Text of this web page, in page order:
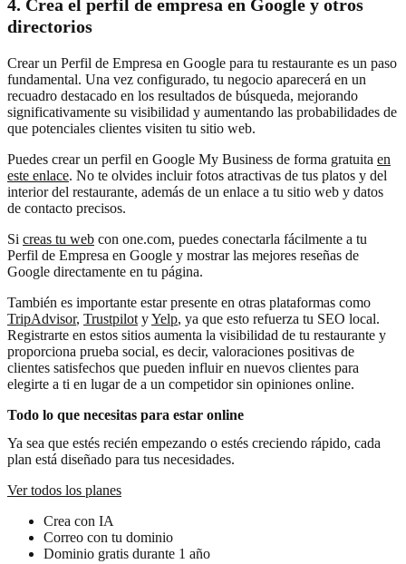
4. Crea el perfil de empresa en Google y otros
directorios
Crear un Perfil de Empresa en Google para tu restaurante es un paso
fundamental. Una vez configurado, tu negocio aparecerá en un
recuadro destacado en los resultados de búsqueda, mejorando
significativamente su visibilidad y aumentando las probabilidades de
que potenciales clientes visiten tu sitio web.
Puedes crear un perfil en Google My Business de forma gratuita en
este enlace. No te olvides incluir fotos atractivas de tus platos y del
interior del restaurante, además de un enlace a tu sitio web y datos
de contacto precisos.
Si creas tu web con one.com, puedes conectarla fácilmente a tu
Perfil de Empresa en Google y mostrar las mejores reseñas de
Google directamente en tu página.
También es importante estar presente en otras plataformas como
TripAdvisor, Trustpilot yYelp, ya que esto refuerza tu SEO local.
Registrarte en estos sitios aumenta la visibilidad de tu restaurante y
proporciona prueba social, es decir, valoraciones positivas de
clientes satisfechos que pueden influir en nuevos clientes para
elegirte a ti en lugar de a un competidor sin opiniones online.
Todo lo que necesitas para estar online
Ya sea que estés recién empezando o estés creciendo rápido, cada
plan está diseñado para tus necesidades.
Ver todos los planes
Crea con IA
Correo con tu dominio
Dominio gratis durante 1 año